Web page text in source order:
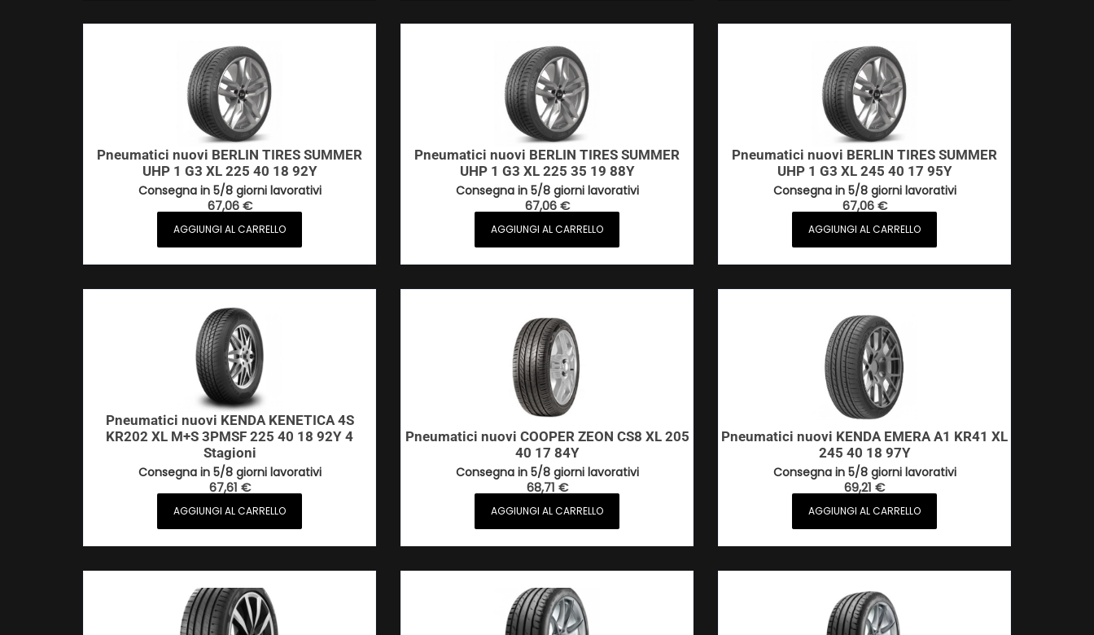
Pneumatici nuovi BERLIN TIRES SUMMER
UHP 1 G3 XL 225 40 18 92Y
Consegna in 5/8 giorni lavorativi
67,06€
AGGIUNGI AL CARRELLO
Pneumatici nuovi BERLIN TIRES SUMMER
UHP 1 G3 XL 225 35 19 88Y
Consegna in 5/8 giorni lavorativi
67,06€
AGGIUNGI AL CARRELLO
Pneumatici nuovi BERLIN TIRES SUMMER
UHP 1 G3 XL 245 40 17 95Y
Consegna in 5/8 giorni lavorativi
67,06€
AGGIUNGI AL CARRELLO
Pneumatici nuovi KENDA KENETICA 4S
KR202 XL M+S 3PMSF 225 40 18 92Y 4
Stagioni
Consegna in 5/8 giorni lavorativi
67,61 €
AGGIUNGI AL CARRELLO
Pneumatici nuovi COOPER ZEON CS8 XL 205
40 17 84Y
Consegna in 5/8 giorni lavorativi
68,71 €
AGGIUNGI AL CARRELLO
Pneumatici nuovi KENDA EMERA A1 KR41 XL
245 40 18 97Y
Consegna in 5/8 giorni lavorativi
69,21 €
AGGIUNGI AL CARRELLO